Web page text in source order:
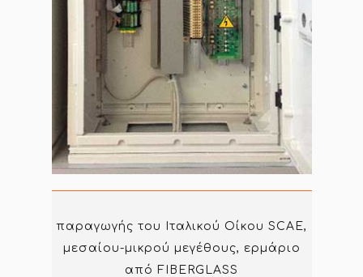
παραγωγής του Ιταλικού Οίκου SCAE,
μεσαίου-μικρού μεγέθους, ερμάριο
από FIBERGLASS